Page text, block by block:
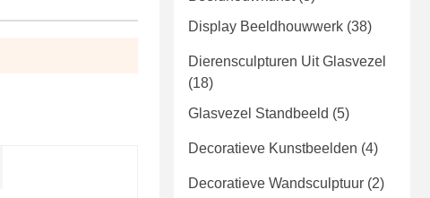
Display Beeldhouwwerk (38)
Dierensculpturen Uit Glasvezel
(18)
Glasvezel Standbeeld (5)
Decoratieve Kunstbeelden (4)
Decoratieve Wandsculptuur (2)